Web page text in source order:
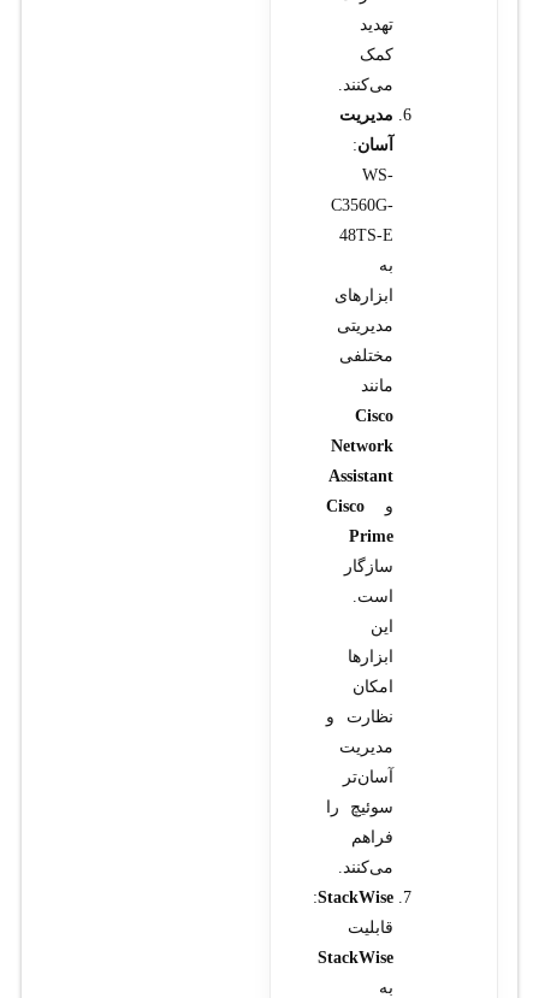
تهدید
کمک
می‌کنند.
مدیریت
آسان:
WS-
C3560G-
48TS-E
به
ابزارهای
مدیریتی
مختلفی
مانند
Cisco
Network
Assistant
و Cisco
Prime
سازگار
است.
این
ابزارها
امکان
نظارت و
مدیریت
آسان‌تر
سوئیچ را
فراهم
می‌کنند.
StackWise
:
قابلیت
StackWise
به